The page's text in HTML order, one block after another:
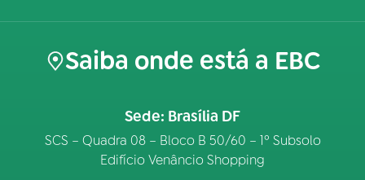
Saiba onde está a EBC
Sede: Brasília DF
SCS – Quadra 08 – Bloco B 50/60 – 1º Subsolo
Edifício Venâncio Shopping